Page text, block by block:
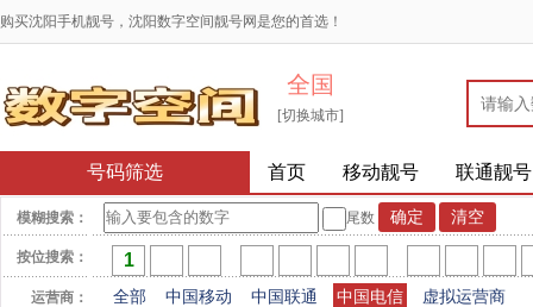
购买沈阳手机靓号，沈阳数字空间靓号网是您的首选！
全国
[切换城市]
号码筛选 首页 移动靓号 联通靓号
模糊搜索： 尾数
按位搜索：
运营商： 全部 中国移动 中国联通 中国电信 虚拟运营商